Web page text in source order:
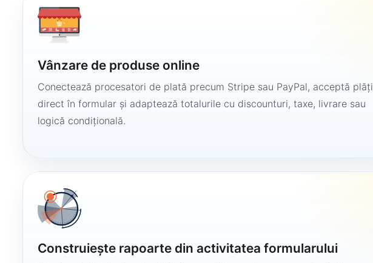
Vânzare de produse online
Conectează procesatori de plată precum Stripe sau PayPal, acceptă plăți
direct în formular și adaptează totalurile cu discounturi, taxe, livrare sau
logică condițională.
Construiește rapoarte din activitatea formularului